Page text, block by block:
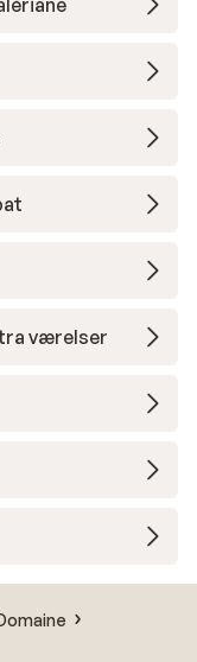
værelser